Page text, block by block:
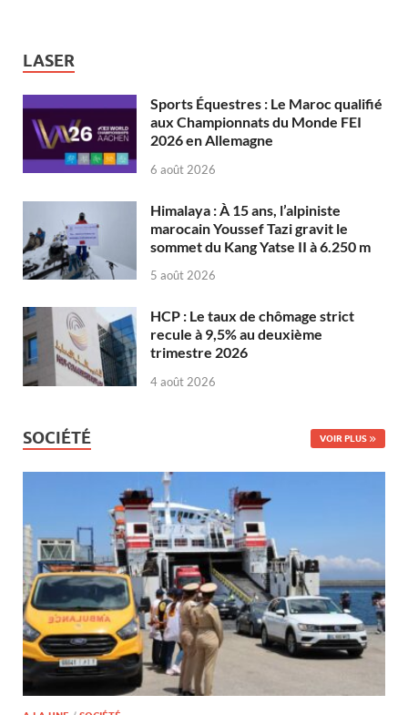
LASER
Sports Équestres : Le Maroc qualifié
aux Championnats du Monde FEI
2026 en Allemagne
6 août 2026
Himalaya : À 15 ans, l’alpiniste
marocain Youssef Tazi gravit le
sommet du Kang Yatse II à 6.250 m
5 août 2026
HCP : Le taux de chômage strict
recule à 9,5% au deuxième
trimestre 2026
4 août 2026
SOCIÉTÉ VOIR PLUS